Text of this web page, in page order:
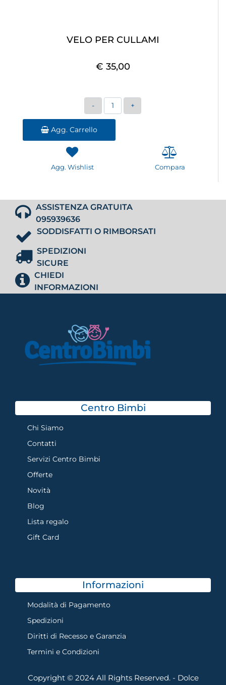
VELO PER CULLAMI
€ 35,00
Quantità
Agg. Carrello
Agg. Wishlist Compara
ASSISTENZA GRATUITA
095939636
SODDISFATTI O RIMBORSATI
SPEDIZIONI
SICURE
CHIEDI
INFORMAZIONI
Centro Bimbi
Chi Siamo
Contatti
Servizi Centro Bimbi
Offerte
Novità
Blog
Lista regalo
Gift Card
Informazioni
Modalità di Pagamento
Spedizioni
Diritti di Recesso e Garanzia
Termini e Condizioni
Copyright © 2024 All Rights Reserved. - Dolce